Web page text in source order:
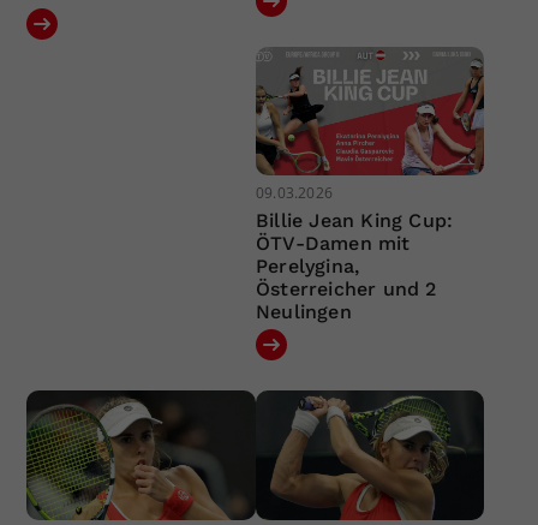
09.03.2026
Billie Jean King Cup:
ÖTV-Damen mit
Perelygina,
Österreicher und 2
Neulingen